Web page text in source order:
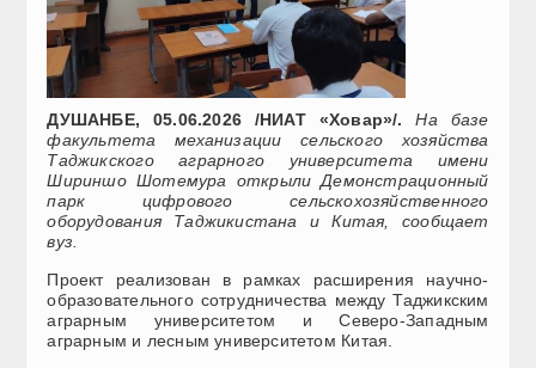
ДУШАНБЕ, 05.06.2026 /НИАТ «Ховар»/.
На базе
факультета механизации сельского хозяйства
Таджикского аграрного университета имени
Шириншо Шотемура открыли Демонстрационный
парк цифрового сельскохозяйственного
оборудования Таджикистана и Китая, сообщает
вуз.
Проект реализован в рамках расширения научно-
образовательного сотрудничества между Таджикским
аграрным университетом и Северо-Западным
аграрным и лесным университетом Китая.